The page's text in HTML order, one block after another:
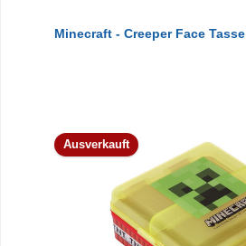
Minecraft - Creeper Face Tasse
Ausverkauft